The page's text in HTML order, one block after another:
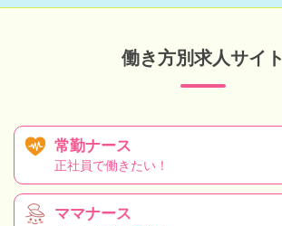
働き方別求人サイト
常勤ナース
正社員で働きたい！
ママナース